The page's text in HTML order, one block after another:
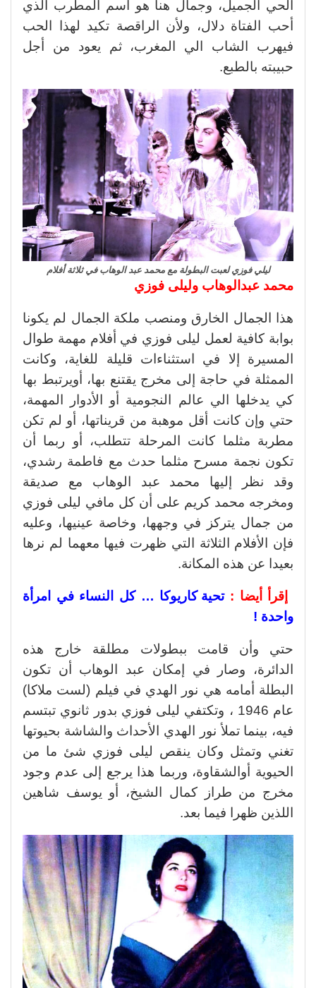
الحي الجميل، وجمال هنا هو اسم المطرب الذي
أحب الفتاة دلال، ولأن الراقصة تكيد لهذا الحب
فيهرب الشاب الي المغرب، ثم يعود من أجل
حبيبته بالطبع.
ليلي فوزي لعبت البطولة مع محمد عبد الوهاب في ثلاثة أفلام
محمد عبدالوهاب وليلى فوزي
هذا الجمال الخارق ومنصب ملكة الجمال لم يكونا
بوابة كافية لعمل ليلى فوزي في أفلام مهمة طوال
المسيرة إلا في استثناءات قليلة للغاية، وكانت
الممثلة في حاجة إلى مخرج يقتنع بها، أويرتبط بها
كي يدخلها الي عالم النجومية أو الأدوار المهمة،
حتي وإن كانت أقل موهبة من قريناتها، أو لم تكن
مطربة مثلما كانت المرحلة تتطلب، أو ربما أن
تكون نجمة مسرح مثلما حدث مع فاطمة رشدي،
وقد نظر إليها محمد عبد الوهاب مع صديقة
ومخرجه محمد كريم على أن كل مافي ليلى فوزي
من جمال يتركز في وجهها، وخاصة عينيها، وعليه
فإن الأفلام الثلاثة التي ظهرت فيها معهما لم نرها
بعيدا عن هذه المكانة.
إقرأ أيضا :تحية كاريوكا … كل النساء في امرأة
واحدة !
حتي وأن قامت ببطولات مطلقة خارج هذه
الدائرة، وصار في إمكان عبد الوهاب أن تكون
البطلة أمامه هي نور الهدي في فيلم (لست ملاكا)
عام 1946 ، وتكتفي ليلى فوزي بدور ثانوي تبتسم
فيه، بينما تملأ نور الهدي الأحداث والشاشة بحيوتها
تغني وتمثل وكان ينقص ليلى فوزي شئ ما من
الحيوية أوالشقاوة، وربما هذا يرجع إلى عدم وجود
مخرج من طراز كمال الشيخ، أو يوسف شاهين
اللذين ظهرا فيما بعد.